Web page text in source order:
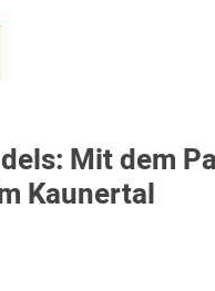
Mit dem
Kaunertal